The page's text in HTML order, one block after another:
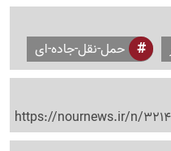
حمل-نقل-جاده-ای
https://nournews.ir/n/